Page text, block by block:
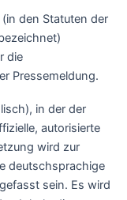
den Statuten der
die
Pressemeldung.
in der der
autorisierte
wird zur
deutschsprachige
sein. Es wird